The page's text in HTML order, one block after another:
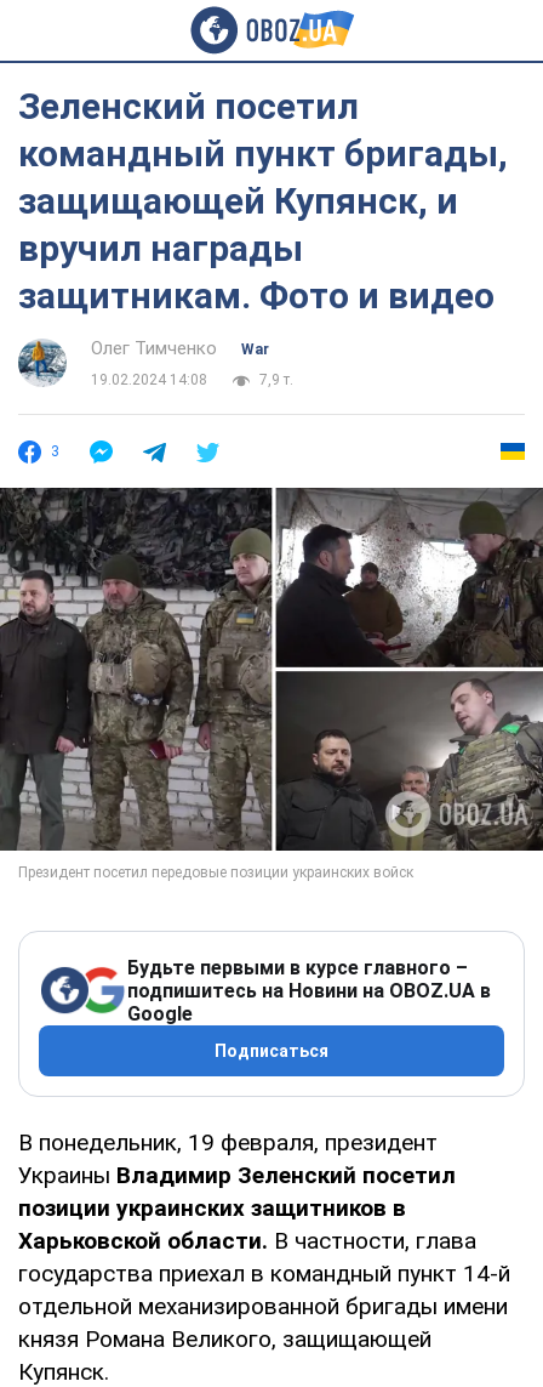
Зеленский посетил
командный пункт бригады,
защищающей Купянск, и
вручил награды
защитникам. Фото и видео
Олег Тимченко
War
19.02.2024 14:08
7,9 т.
3
Будьте первыми в курсе главного –
подпишитесь на Новини на OBOZ.UA в
Google
Подписаться
В понедельник, 19 февраля, президент
Украины Владимир Зеленский посетил
позиции украинских защитников в
Харьковской области. В частности, глава
государства приехал в командный пункт 14-й
отдельной механизированной бригады имени
князя Романа Великого, защищающей
Купянск.